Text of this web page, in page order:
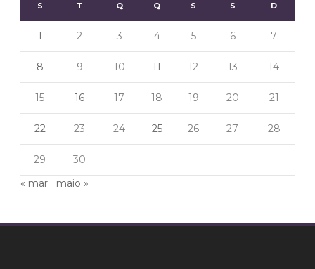
S T Q Q S S D
1 2 3 4 5 6 7
8 9 10 11 12 13 14
15 16 17 18 19 20 21
22 23 24 25 26 27 28
29
30
« mar
maio »